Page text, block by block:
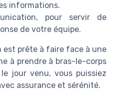
informations.
pour servir de
de votre équipe.
est prête à faire face à une
à prendre à bras-le-corps
jour venu, vous puissiez
assurance et sérénité.